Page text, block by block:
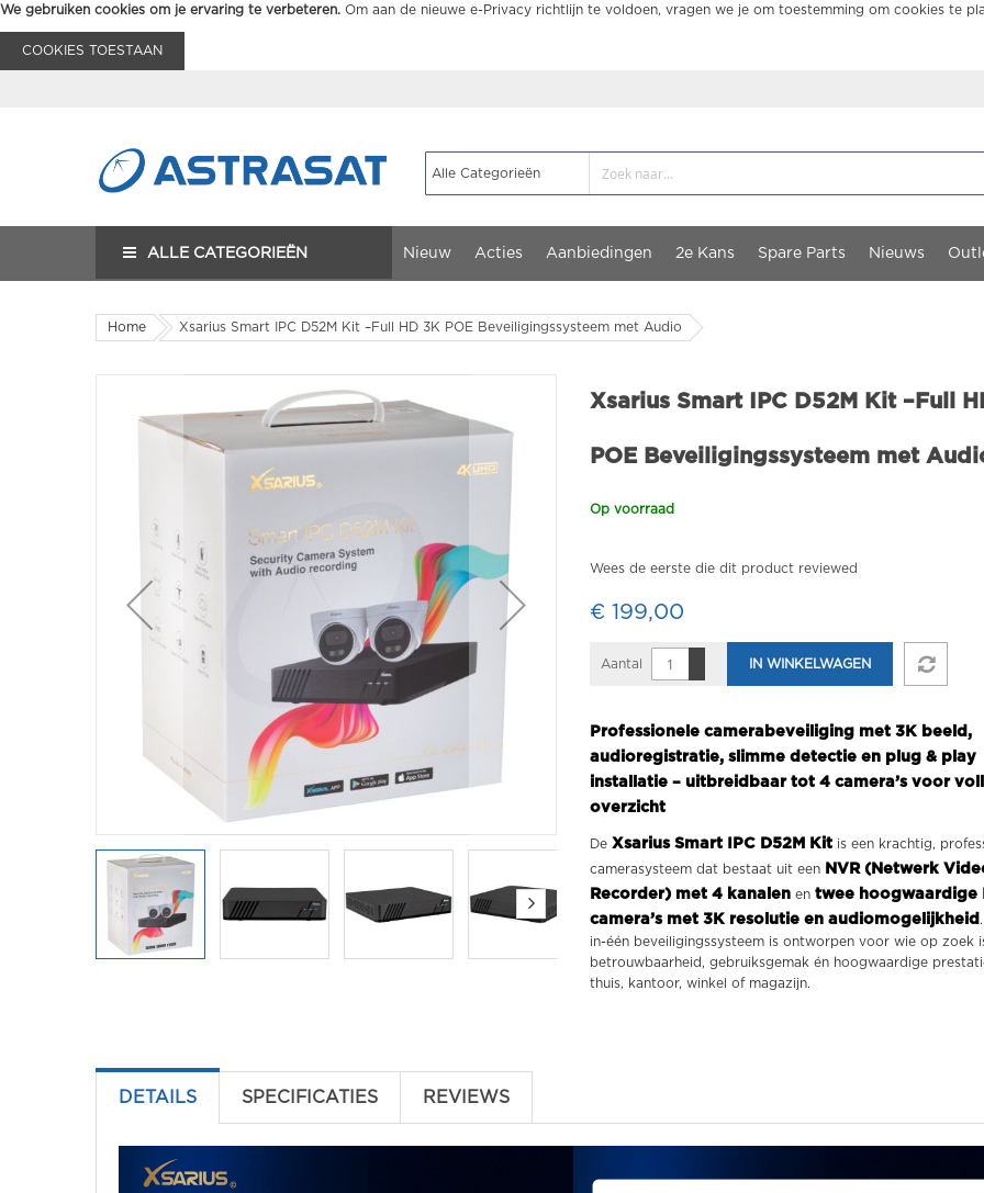
We gebruiken cookies om je ervaring te verbeteren. Om aan de nieuwe e-Privacy richtlijn te voldoen, vragen we je om toestemming om cookies te
COOKIES TOESTAAN
ALLE CATEGORIEËN Nieuw Acties Aanbiedingen 2e Kans Spare Parts Nieuws
Home Xsarius Smart IPC D52M Kit –Full HD 3K POE Beveiligingssysteem met Audio
Xsarius Smart IPC D52M Kit –Full
POE Beveiligingssysteem met
Op voorraad
Wees de eerste die dit product reviewed
€ 199,00
Aantal IN WINKELWAGEN
Professionele camerabeveiliging met 3K beeld,
audioregistratie, slimme detectie en plug & play
installatie – uitbreidbaar tot 4 camera’s voor
overzicht
De Xsarius Smart IPC D52M Kit is een krachtig,
camerasysteem dat bestaat uit een
NVR (Netwerk
Recorder) met 4 kanalen en twee hoogwaardige
camera’s met 3K resolutie en audiomogelijkheid
in-één beveiligingssysteem is ontworpen voor wie op zoek
betrouwbaarheid, gebruiksgemak én hoogwaardige
thuis, kantoor, winkel of magazijn.
DETAILS SPECIFICATIES REVIEWS